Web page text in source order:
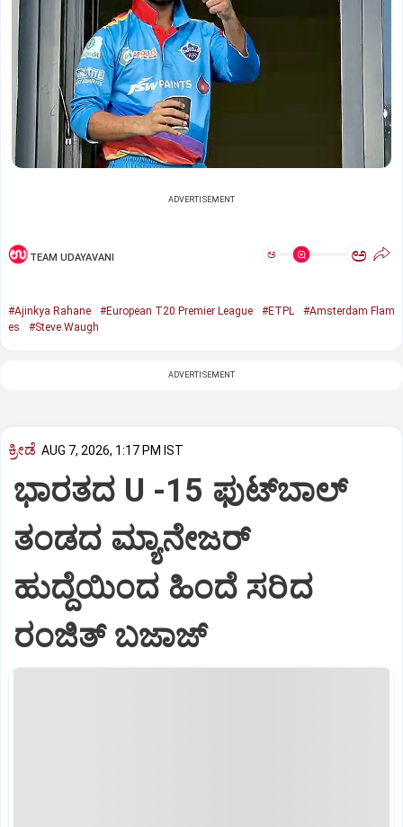
ADVERTISEMENT
TEAM UDAYAVANI ಅ ಅ
#Ajinkya Rahane #European T20 Premier League #ETPL
#Amsterdam Flam
es
#Steve Waugh
ADVERTISEMENT
ಕ್ರೀಡೆ AUG 7, 2026, 1:17 PM IST
ಭಾರತದ U -15 ಫುಟ್‌ಬಾಲ್
ತಂಡದ ಮ್ಯಾನೇಜರ್‌
ಹುದ್ದೆಯಿಂದ ಹಿಂದೆ ಸರಿದ
ರಂಜಿತ್‌ ಬಜಾಜ್‌